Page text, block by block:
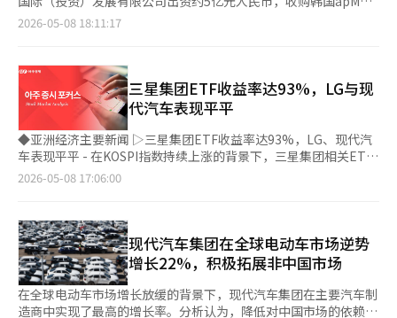
也保持了稳定的增长。呼吸类产品线因季节性因素等波动，但对整
导致营业利润增加。 按地区划分，欧洲占整体销售的约65%，保
持核心市场地位。其次是亚洲（13.9%）、美洲（13.3%）和韩国
（7.4%），销售分布均衡。 西珍还在基于数据和自动化的诊断业
务升级方面发力。利用PCR检测数据推出的实时分析平
台“STAgora™”及全流程自动化系统“CURECA™”在全球学术
会议上发布，展示了下一代诊断战略。 西珍财务总监金正勇表
示：“非呼吸类产品线的增长正在扩大销售基础，我们将通过成本
效率和数据驱动的战略，增强中长期竞争力。”※ 本报道经人工
须同时运作。这就是需要跨部门控制塔的原因。如果不能同时确保
政策的一致性和速度，就必然会在全球竞争中落后。 然而，北极
不可预测的气象条件和海冰状况。在航路尚未稳定的情况下，盲目
进军可能导致成本增加。虽然海冰融化速度加快，但这也意味着环
境风险的增加。 政治变量同样不可忽视。目前，北极航路的很大
一部分沿着俄罗斯海岸形成。在国际制裁和地缘政治冲突持续的情
况下，确保稳定的航路并不容易。北极航路不仅仅是物流问题，还
与外交战略息息相关。如果对特定国家的依赖度过高，可能会承担
新的风险。 经济性也需要冷静评估。距离缩短并不一定直接导致
成本降低。保险费、破冰船费用、港口基础设施不足等额外成本因
尽管如此，方向是明确的。北极航路在长期内有可能改变全球航运
结构。问题不在于“是否去”，而在于“如何去”。韩国已经具备
世界级的造船和航运能力。重新设计以适应北极环境将是关键任
务。 专业人才的培养政策也至关重要。北极航路需要与现有航运
完全不同的技术和运营方式。冰海航行技术、极地气象分析、特殊
船舶设计等新能力是必需的。如果人力资源没有准备好，产业也无
界普遍认为，NCT WISH在中国的本地影响力正持续扩大，未来有
望进一步打开亚洲市场。 NCT WISH近期在韩国本土活动同样表现
军，还将陆续出演韩国三大电视台音乐节目《音乐银行》《Show!
音乐中心》以及《人气歌谣》，带来主打歌《Ode to Love》的舞
台表演。
团主要运营公司控股权。 酷特智能位于山东省青岛市，成立于
生产。2020年在深交所上市，成为中国C2M服装智能定制第一
股。2024年，酷特智能与华为达成战略合作，升级推出酷特AGI，
从制造企业转型为科技企业。 首尔东大门是亚洲最大服装批发商
圈之一，酷特智能此次收购apM集团旗下的三栋购物商场，入驻超
过1100家独立服装设计师品牌，汇聚韩国最前沿时尚设计资源。
但当地制造业存在产能有限、定制化能力不足的短板。尤其近年
来，由于来韩游客消费趋势的变化，叠加消费低迷等原因，东大门
商圈人气有所下滑。 酷特智能董事长张蕴蓝表示，此次收购将实
地，对接当地设计师品牌，提供小单快反、个性化定制服务，共建
全球供应链体系。 酷特智能海外业务稳步增长，2025年上半年境
外定制业务收入达1.61亿元，同比增长4.93%。 业内人士分析认
为，此次并购不仅是中国制造能力的输出，更代表着中国在智能制
造技术、商业模式以及产业生态方面的系统性“出海”，或将为全
球时尚产业链带来新的变革方向。
2026-05-08 18:11:17
三星集团ETF收益率达93%，LG与现
代汽车表现平平
◆亚洲经济主要新闻 ▷三星集团ETF收益率达93%，LG、现代汽
车表现平平 - 在KOSPI指数持续上涨的背景下，三星集团相关ETF
自年初以来收益率超过93%，引领ETF市场。 - “TIGER三星集
比之下，LG、现代汽车、POSCO和韩华等其他主要集团的ETF收
益率仅在43%至62%之间，未能跟上KOSPI的涨幅。 - 资金流向也
出现分歧，“TIGER现代汽车集团+”吸引了5741亿韩元资金流
入，而收益率较高的“KODEX三星集团”则因获利了结流出721亿
韩元。 - 证券界警告，ETF市场的扩张可能加大股市波动，需警惕
当前高位的过热和技术性调整风险。 ◆主要报告 ▷中东局势仍需
2026-05-08 17:06:00
现代汽车集团在全球电动车市场逆势
增长22%，积极拓展非中国市场
在全球电动车市场增长放缓的背景下，现代汽车集团在主要汽车制
造商中实现了最高的增长率。分析认为，降低对中国市场的依赖，